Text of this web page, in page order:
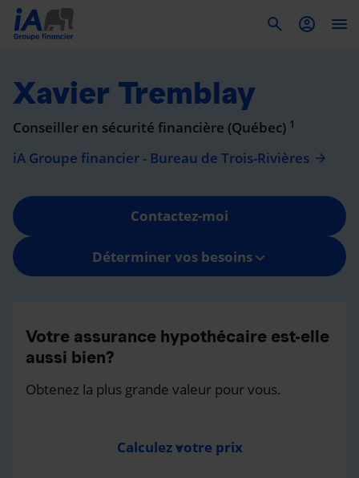
Xavier Tremblay
Conseiller en sécurité financière (Québec) 1
iA Groupe financier - Bureau de Trois-Rivières
Contactez-moi
Déterminer vos besoins
Votre assurance hypothécaire est-elle
aussi bien?
Obtenez la plus grande valeur pour vous.
Calculez votre prix